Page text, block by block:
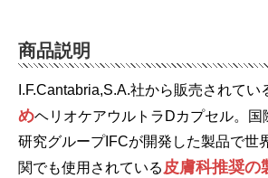
商品説明
I.F.Cantabria,S.A.社から販売されてい
めヘリオケアウルトラDカプセル。国
研究グループIFCが開発した製品で世
関でも使用されている皮膚科推奨の